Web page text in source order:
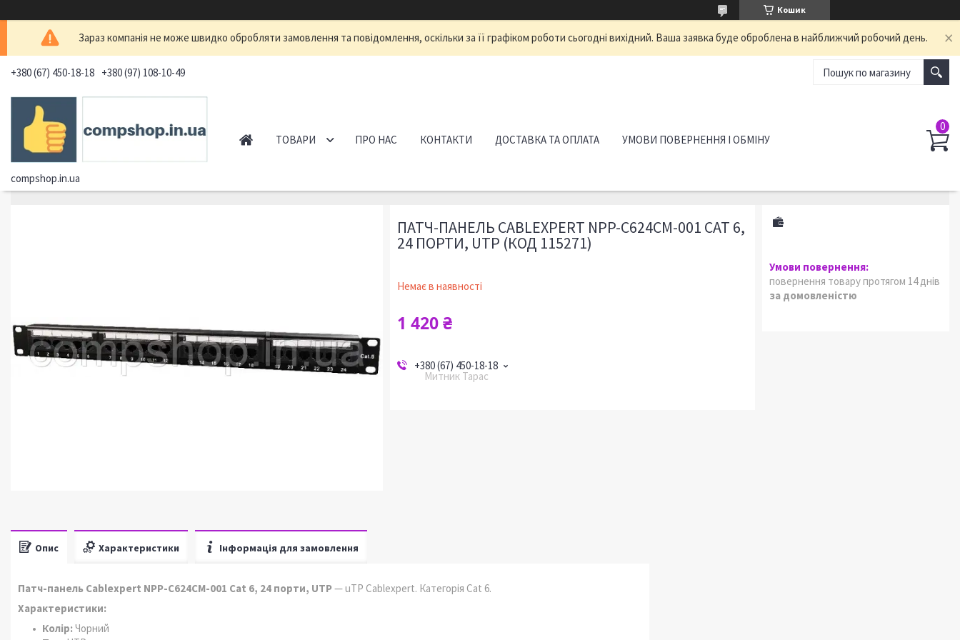
Кошик
Зараз компанія не може швидко обробляти замовлення та повідомлення, оскільки за її графіком роботи сьогодні вихідний. Ваша заявка буде оброблена в найближчий робочий день.
+380 (67) 450-18-18 +380 (97) 108-10-49
compshop.in.ua
ТОВАРИ ПРО НАС КОНТАКТИ ДОСТАВКА ТА ОПЛАТА УМОВИ ПОВЕРНЕННЯ І ОБМІНУ
ПАТЧ-ПАНЕЛЬ CABLEXPERT NPP-C624CM-001 CAT 6,
24 ПОРТИ, UTP (КОД 115271)
Немає в наявності
1 420 ₴
+380 (67) 450-18-18
Митник Тарас
повернення товару протягом 14 днів
за домовленістю
Опис Характеристики Інформація для замовлення
Патч-панель Cablexpert NPP-C624CM-001 Cat 6, 24 порти, UTP — uTP Cablexpert. Категорія Cat 6.
Характеристики:
Колір: Чорний